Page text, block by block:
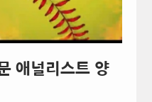
애널리스트 양